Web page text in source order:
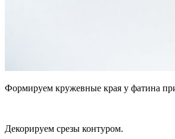
Формируем кружевные края у фатина
Декорируем срезы контуром.